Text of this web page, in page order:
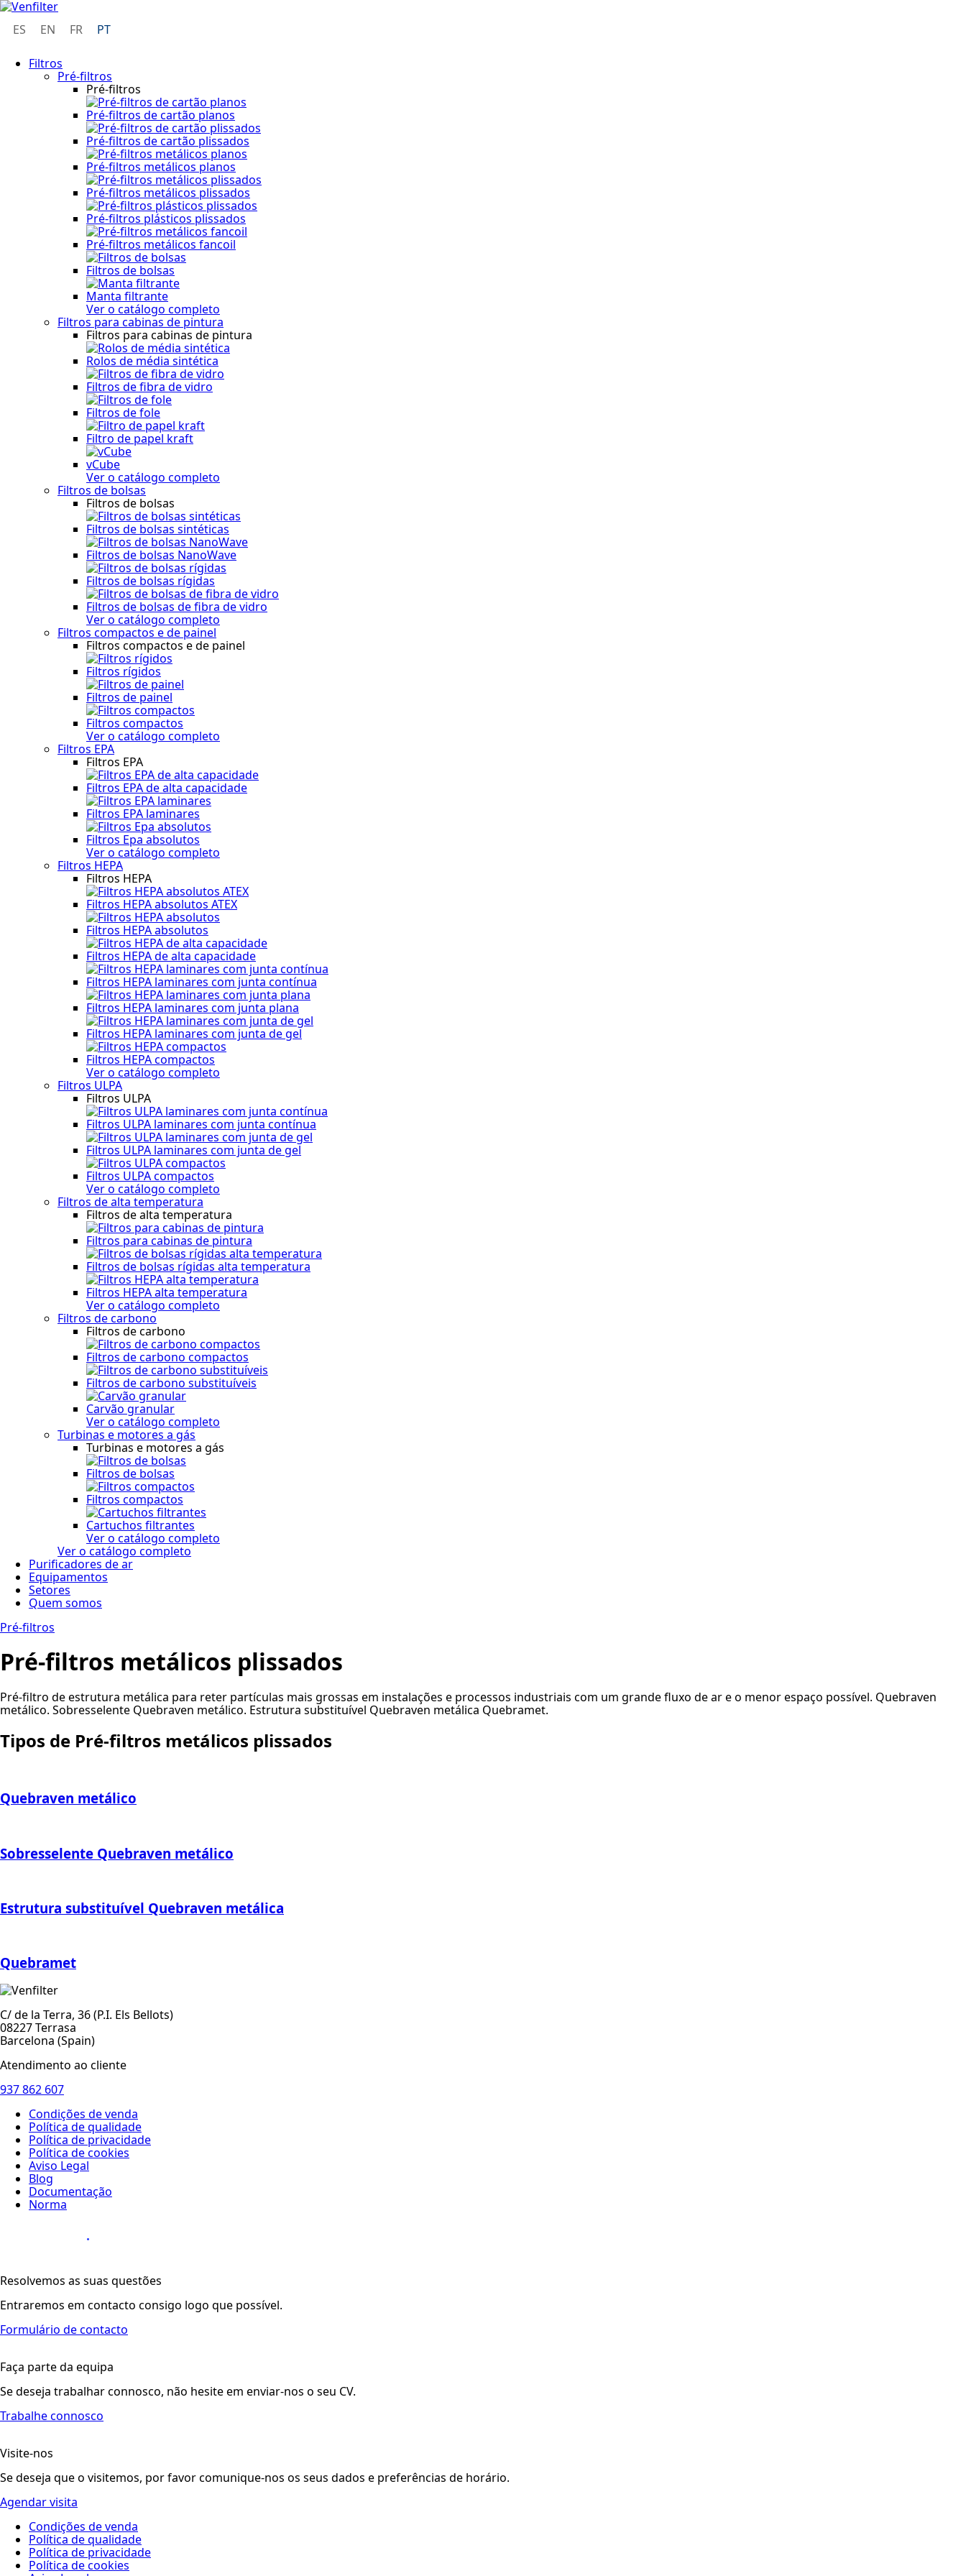
ES EN FR PT
Filtros
Pré-filtros
Pré-filtros
Pré-filtros de cartão planos
Pré-filtros de cartão plissados
Pré-filtros metálicos planos
Pré-filtros metálicos plissados
Pré-filtros plásticos plissados
Pré-filtros metálicos fancoil
Filtros de bolsas
Manta filtrante
Ver o catálogo completo
Filtros para cabinas de pintura
Filtros para cabinas de pintura
Rolos de média sintética
Filtros de fibra de vidro
Filtros de fole
Filtro de papel kraft
vCube
Ver o catálogo completo
Filtros de bolsas
Filtros de bolsas
Filtros de bolsas sintéticas
Filtros de bolsas NanoWave
Filtros de bolsas rígidas
Filtros de bolsas de fibra de vidro
Ver o catálogo completo
Filtros compactos e de painel
Filtros compactos e de painel
Filtros rígidos
Filtros de painel
Filtros compactos
Ver o catálogo completo
Filtros EPA
Filtros EPA
Filtros EPA de alta capacidade
Filtros EPA laminares
Filtros Epa absolutos
Ver o catálogo completo
Filtros HEPA
Filtros HEPA
Filtros HEPA absolutos ATEX
Filtros HEPA absolutos
Filtros HEPA de alta capacidade
Filtros HEPA laminares com junta contínua
Filtros HEPA laminares com junta plana
Filtros HEPA laminares com junta de gel
Filtros HEPA compactos
Ver o catálogo completo
Filtros ULPA
Filtros ULPA
Filtros ULPA laminares com junta contínua
Filtros ULPA laminares com junta de gel
Filtros ULPA compactos
Ver o catálogo completo
Filtros de alta temperatura
Filtros de alta temperatura
Filtros para cabinas de pintura
Filtros de bolsas rígidas alta temperatura
Filtros HEPA alta temperatura
Ver o catálogo completo
Filtros de carbono
Filtros de carbono
Filtros de carbono compactos
Filtros de carbono substituíveis
Carvão granular
Ver o catálogo completo
Turbinas e motores a gás
Turbinas e motores a gás
Filtros de bolsas
Filtros compactos
Cartuchos filtrantes
Ver o catálogo completo
Ver o catálogo completo
Purificadores de ar
Equipamentos
Setores
Quem somos
Pré-filtros
Pré-filtros metálicos plissados
Pré-filtro de estrutura metálica para reter partículas mais grossas em instalações e processos industriais com um grande fluxo de ar e o menor espaço possível. Quebraven
metálico. Sobresselente Quebraven metálico. Estrutura substituível Quebraven metálica Quebramet.
Tipos de Pré-filtros metálicos plissados
Quebraven metálico
Sobresselente Quebraven metálico
Estrutura substituível Quebraven metálica
Quebramet
C/ de la Terra, 36 (P.I. Els Bellots)
08227 Terrasa
Barcelona (Spain)
Atendimento ao cliente
937 862 607
Condições de venda
Política de qualidade
Política de privacidade
Política de cookies
Aviso Legal
Blog
Documentação
Norma
Resolvemos as suas questões
Entraremos em contacto consigo logo que possível.
Formulário de contacto
Faça parte da equipa
Se deseja trabalhar connosco, não hesite em enviar-nos o seu CV.
Trabalhe connosco
Visite-nos
Se deseja que o visitemos, por favor comunique-nos os seus dados e preferências de horário.
Agendar visita
Condições de venda
Política de qualidade
Política de privacidade
Política de cookies